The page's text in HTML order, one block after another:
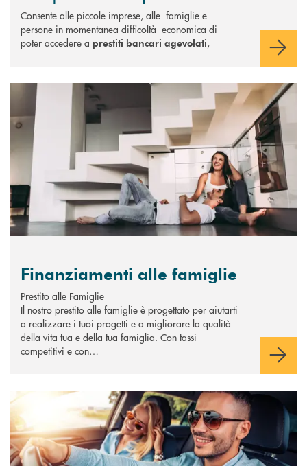
Consente alle piccole imprese, alle famiglie e
persone in momentanea difficoltà economica di
poter accedere a prestiti bancari agevolati,
Scopri di più Finanziamenti alle famiglie
Finanziamenti alle famiglie
Prestito alle Famiglie
Il nostro prestito alle famiglie è progettato per aiutarti
a realizzare i tuoi progetti e a migliorare la qualità
della vita tua e della tua famiglia. Con tassi
competitivi e con…
Scopri di più Claris Rent